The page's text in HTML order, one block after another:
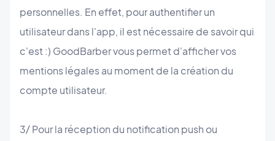
personnelles. En effet, pour authentifier un
utilisateur dans l'app, il est nécessaire de savoir qui
c'est :) GoodBarber vous permet d'afficher vos
mentions légales au moment de la création du
compte utilisateur.
3/ Pour la réception du notification push ou